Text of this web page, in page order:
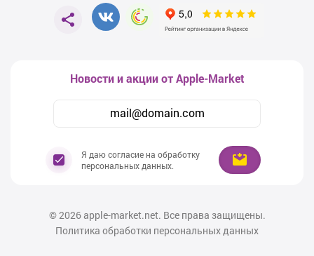
поможем вам выбрать лучший iPhone 17 Pro Max в городе
Симферополе и обеспечим полную поддержку на всех этапах сделки.
Новости и акции от Apple-Market
Я даю согласие на обработку
персональных данных.
© 2026apple-market.net. Все права защищены.
Политика обработки персональных данных